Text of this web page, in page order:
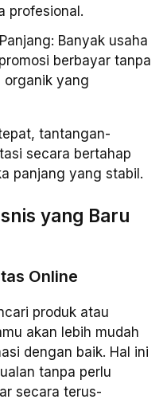
profesional.
Banyak usaha
berbayar tanpa
organik yang
tantangan-
secara bertahap
panjang yang stabil.
yang Baru
Online
produk atau
akan lebih mudah
dengan baik. Hal ini
tanpa perlu
secara terus-